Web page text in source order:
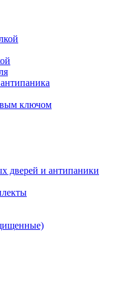
ключом
дверей и антипаники